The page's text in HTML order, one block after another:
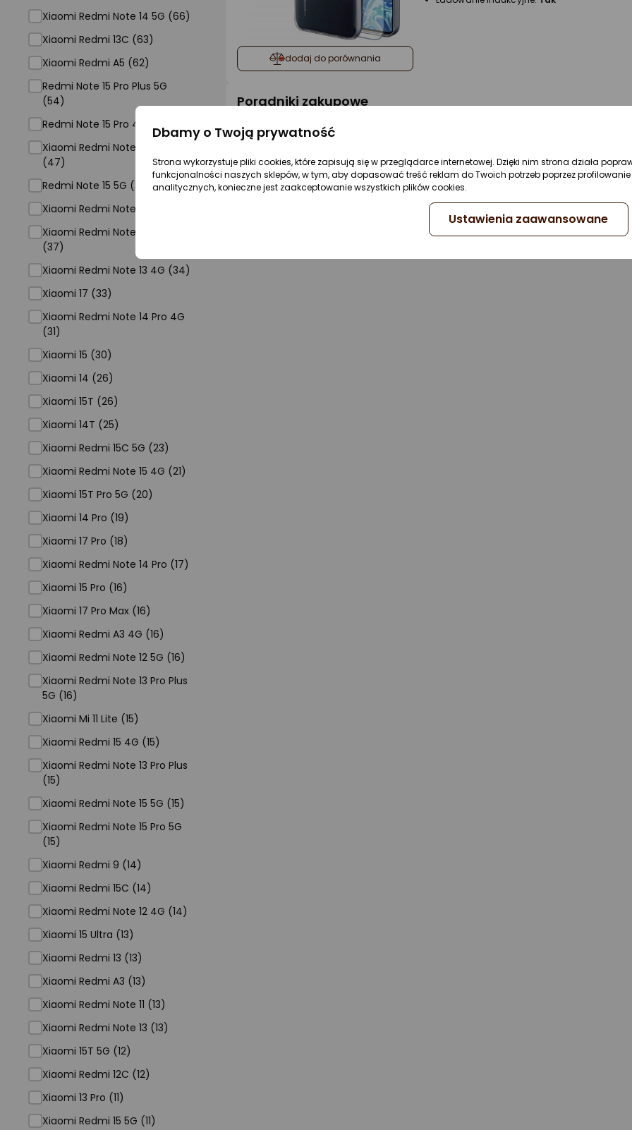
Xiaomi Redmi Note 14 5G (66)
Xiaomi Redmi 13C (63)
Xiaomi Redmi A5 (62)
Redmi Note 15 Pro Plus 5G
(54)
Redmi Note 15 Pro 4G (48)
Xiaomi Redmi Note 13 Pro 4G
(47)
Redmi Note 15 5G (38)
Xiaomi Redmi Note 13 5G (38)
Xiaomi Redmi Note 13 Pro 5G
(37)
Xiaomi Redmi Note 13 4G (34)
Xiaomi 17 (33)
Xiaomi Redmi Note 14 Pro 4G
(31)
Xiaomi 15 (30)
Xiaomi 14 (26)
Xiaomi 15T (26)
Xiaomi 14T (25)
Xiaomi Redmi 15C 5G (23)
Xiaomi Redmi Note 15 4G (21)
Xiaomi 15T Pro 5G (20)
Xiaomi 14 Pro (19)
Xiaomi 17 Pro (18)
Xiaomi Redmi Note 14 Pro (17)
Xiaomi 15 Pro (16)
Xiaomi 17 Pro Max (16)
Xiaomi Redmi A3 4G (16)
Xiaomi Redmi Note 12 5G (16)
Xiaomi Redmi Note 13 Pro Plus
5G (16)
Xiaomi Mi 11 Lite (15)
Xiaomi Redmi 15 4G (15)
Xiaomi Redmi Note 13 Pro Plus
(15)
Xiaomi Redmi Note 15 5G (15)
Xiaomi Redmi Note 15 Pro 5G
(15)
Xiaomi Redmi 9 (14)
Xiaomi Redmi 15C (14)
Xiaomi Redmi Note 12 4G (14)
Xiaomi 15 Ultra (13)
Xiaomi Redmi 13 (13)
Xiaomi Redmi A3 (13)
Xiaomi Redmi Note 11 (13)
Xiaomi Redmi Note 13 (13)
Xiaomi 15T 5G (12)
Xiaomi Redmi 12C (12)
Xiaomi 13 Pro (11)
Xiaomi Redmi 15 5G (11)
dodaj do porównania
Poradniki zakupowe
Pokrowiec na telefon chroni go przed
uszkodzeniem i wyraża Twoją osobowość.
02.12.2024 CZYTAJ DALEJ
Dbamy o Twoją prywatność
Strona wykorzystuje pliki cookies, które zapisują się w przeglądarce internetowej. Dzięki nim strona działa
funkcjonalności naszych sklepów, w tym, aby dopasować treść reklam do Twoich potrzeb poprzez
analitycznych, konieczne jest zaakceptowanie wszystkich plików cookies.
Ustawienia zaawansowane